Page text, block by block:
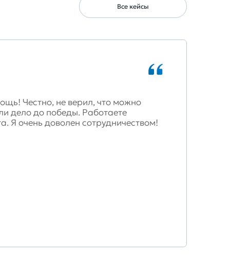
Все кейсы
Честно, не верил, что можно
дело до победы. Работаете
Я очень доволен сотрудничеством!